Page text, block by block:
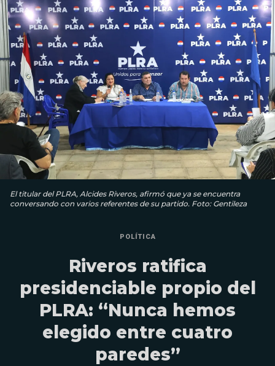
El titular del PLRA, Alcides Riveros, afirmó que ya se encuentra
conversando con varios referentes de su partido. Foto: Gentileza
POLÍTICA
Riveros ratifica
presidenciable propio del
PLRA: “Nunca hemos
elegido entre cuatro
paredes”